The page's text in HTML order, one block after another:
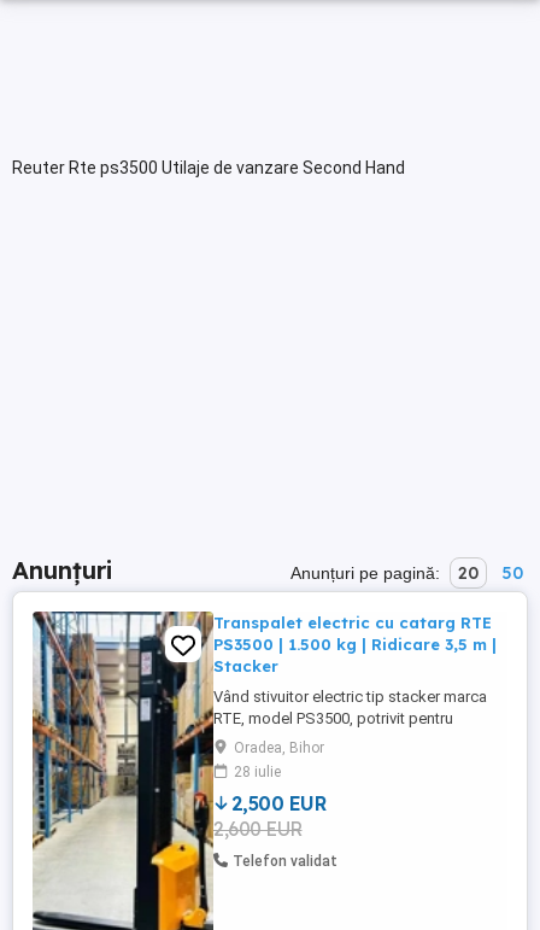
Reuter Rte ps3500 Utilaje de vanzare Second Hand
Anunțuri Anunțuri pe pagină: 20 50
Transpalet electric cu catarg RTE
PS3500 | 1.500 kg | Ridicare 3,5 m |
Stacker
Vând stivuitor electric tip stacker marca
RTE, model PS3500, potrivit pentru
depozite și spații industriale. Echipament
electric, fără emisii, ușor de utilizat și
întreținut. Specificații tehnice: Brand: RTE
Model: PS3500 Capacitate de ridicare:
1.500 kg Înălțime maximă de ridicare:
3.500 mm Dimensiune ...
Oradea, Bihor
28 iulie
2,500 EUR
2,600 EUR
Telefon validat